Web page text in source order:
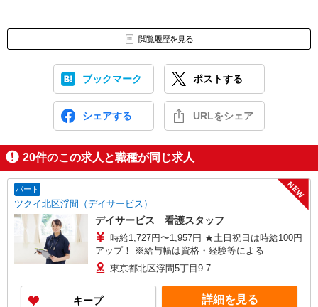
閲覧履歴を見る
ブックマーク ポストする
シェアする URLをシェア
20件のこの求人と職種が同じ求人
パート
ツクイ北区浮間（デイサービス）
NEW
デイサービス 看護スタッフ
時給1,727円〜1,957円 ★土日祝日は時給100円
アップ！ ※給与幅は資格・経験等による
東京都北区浮間5丁目9-7
キープ 詳細を見る